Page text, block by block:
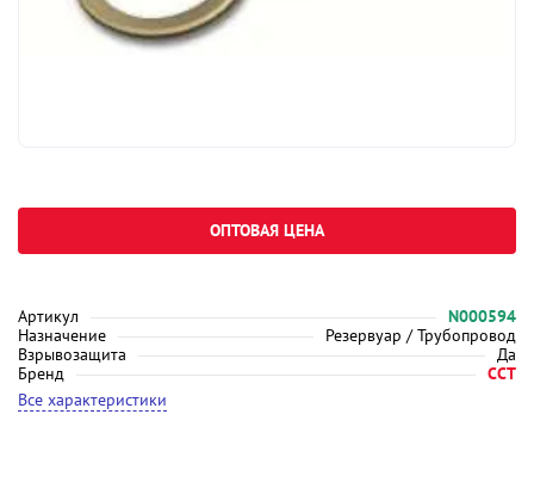
Артикул
N000594
Назначение
Резервуар / Трубопровод
Взрывозащита
Да
Бренд
ССТ
Все характеристики
ОПТОВАЯ ЦЕНА